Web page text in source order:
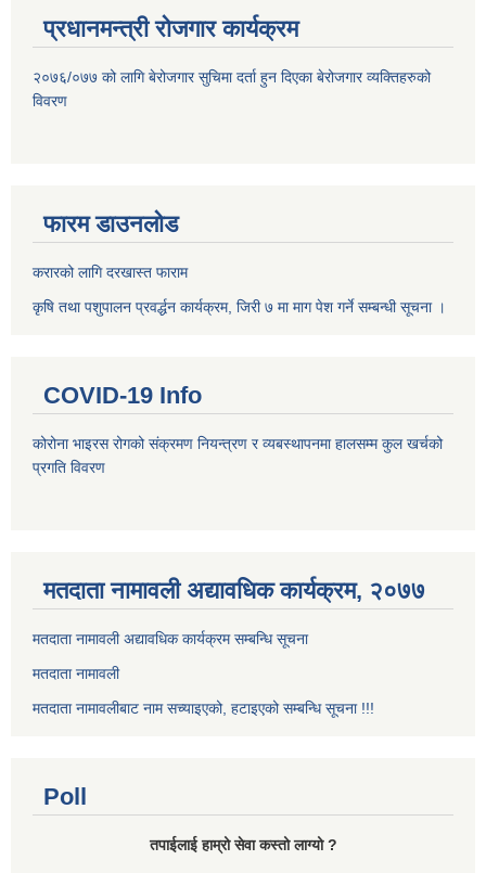
प्रधानमन्त्री रोजगार कार्यक्रम
२०७६/०७७ को लागि बेरोजगार सुचिमा दर्ता हुन दिएका बेरोजगार व्यक्तिहरुको
विवरण
फारम डाउनलोड
करारको लागि दरखास्त फाराम
कृषि तथा पशुपालन प्रवर्द्धन कार्यक्रम, जिरी ७ मा माग पेश गर्ने सम्बन्धी सूचना ।
COVID-19 Info
कोरोना भाइरस रोगको संक्रमण नियन्त्रण र व्यबस्थापनमा हालसम्म कुल खर्चको
प्रगति विवरण
मतदाता नामावली अद्यावधिक कार्यक्रम, २०७७
मतदाता नामावली अद्यावधिक कार्यक्रम सम्बन्धि सूचना
मतदाता नामावली
मतदाता नामावलीबाट नाम सच्याइएको, हटाइएको सम्बन्धि सूचना !!!
Poll
तपाईलाई हाम्रो सेवा कस्तो लाग्यो ?